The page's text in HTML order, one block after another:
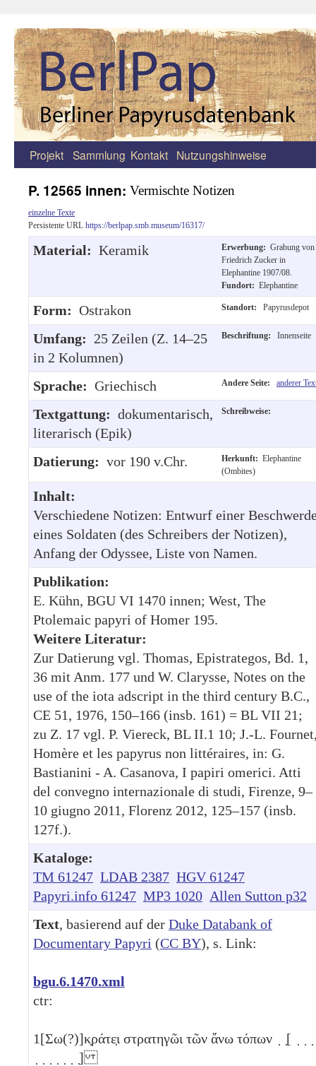
Zum
springen
Projekt Sammlung Kontakt Nutzungshinweise
P. 12565 innen: Vermischte Notizen
einzelne Texte
Persistente URL https://berlpap.smb.museum/16317/
Material: Keramik Erwerbung: Grabung von
Friedrich Zucker in
Elephantine 1907/08.
Fundort: Elephantine
Form: Ostrakon Standort: Papyrusdepot
Umfang: 25 Zeilen (Z. 14–25
in 2 Kolumnen)
Beschriftung: Innenseite
Sprache: Griechisch Andere Seite: anderer
Textgattung: dokumentarisch,
literarisch (Epik)
Schreibweise:
Datierung: vor 190 v.Chr. Herkunft: Elephantine
(Ombites)
Inhalt:
Verschiedene Notizen: Entwurf einer
eines Soldaten (des Schreibers der Notizen),
Anfang der Odyssee, Liste von Namen.
Publikation:
E. Kühn, BGU VI 1470 innen; West, The
Ptolemaic papyri of Homer 195.
Weitere Literatur:
Zur Datierung vgl. Thomas, Epistrategos, Bd. 1,
36 mit Anm. 177 und W. Clarysse, Notes on the
use of the iota adscript in the third century B.C.,
CE 51, 1976, 150–166 (insb. 161) = BL VII 21;
zu Z. 17 vgl. P. Viereck, BL II.1 10; J.-L.
Homère et les papyrus non littéraires, in: G.
Bastianini - A. Casanova, I papiri omerici. Atti
del convegno internazionale di studi, Firenze, 9–
10 giugno 2011, Florenz 2012, 125–157 (insb.
127f.).
Kataloge:
TM 61247 LDAB 2387 HGV 61247
Papyri.info 61247 MP3 1020 Allen Sutton p32
Text, basierend auf der Duke Databank of
Documentary Papyri (CC BY), s. Link:
bgu.6.1470.xml
ctr:
1[Σω(?)]κ̣ράτε̣ι στρατηγῶι τῶν ἄνω τόπων ̣ ̣[ ̣ ̣ ̣
̣ ̣ ̣ ̣ ̣ ̣ ̣]